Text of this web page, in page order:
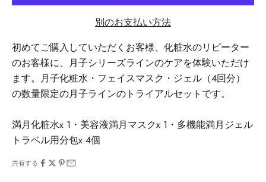
別のお支払い方法
初めてご購入していただくお客様、化粧水のリピーター
のお客様に、月子シリーズラインのケアを体験いただけ
ます。月子化粧水・フェイスマスク・ジェル（4回分）
の数量限定の月子ラインのトライアルセットです。
満月化粧水x 1・ 美容液満月マスクx 1・多機能満月ジェル
トラベル用分包x 4個
共有する